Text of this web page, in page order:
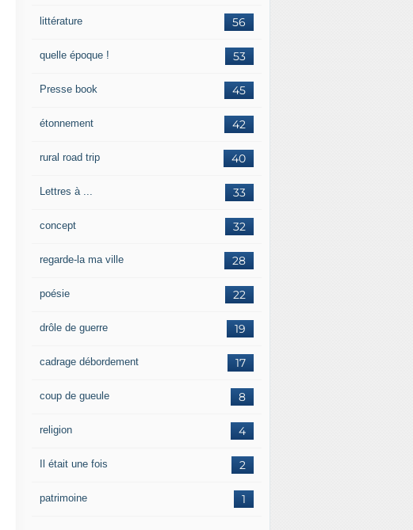
56
littérature
53
quelle époque !
45
Presse book
42
étonnement
40
rural road trip
33
Lettres à ...
32
concept
28
regarde-la ma ville
22
poésie
19
drôle de guerre
17
cadrage débordement
8
coup de gueule
4
religion
2
Il était une fois
1
patrimoine